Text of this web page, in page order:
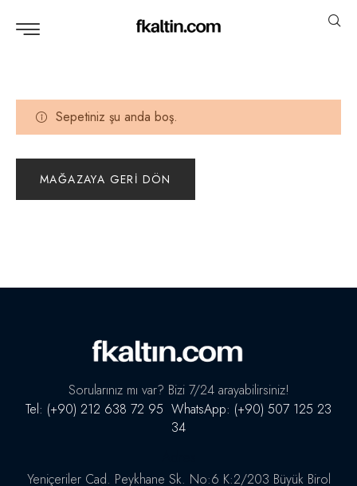
Sepetiniz şu anda boş.
MAĞAZAYA GERI DÖN
Sorularınız mı var? Bizi 7/24 arayabilirsiniz!
Tel: (+90) 212 638 72 95 WhatsApp: (+90) 507 125 23
34
Yeniçeriler Cad. Peykhane Sk. No:6 K:2/203 Büyük Birol